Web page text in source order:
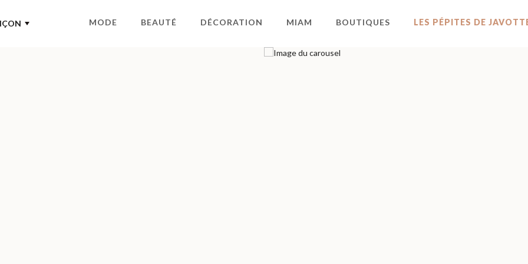
MODE BEAUTÉ DÉCORATION MIAM BOUTIQUES LES PÉPITES DE